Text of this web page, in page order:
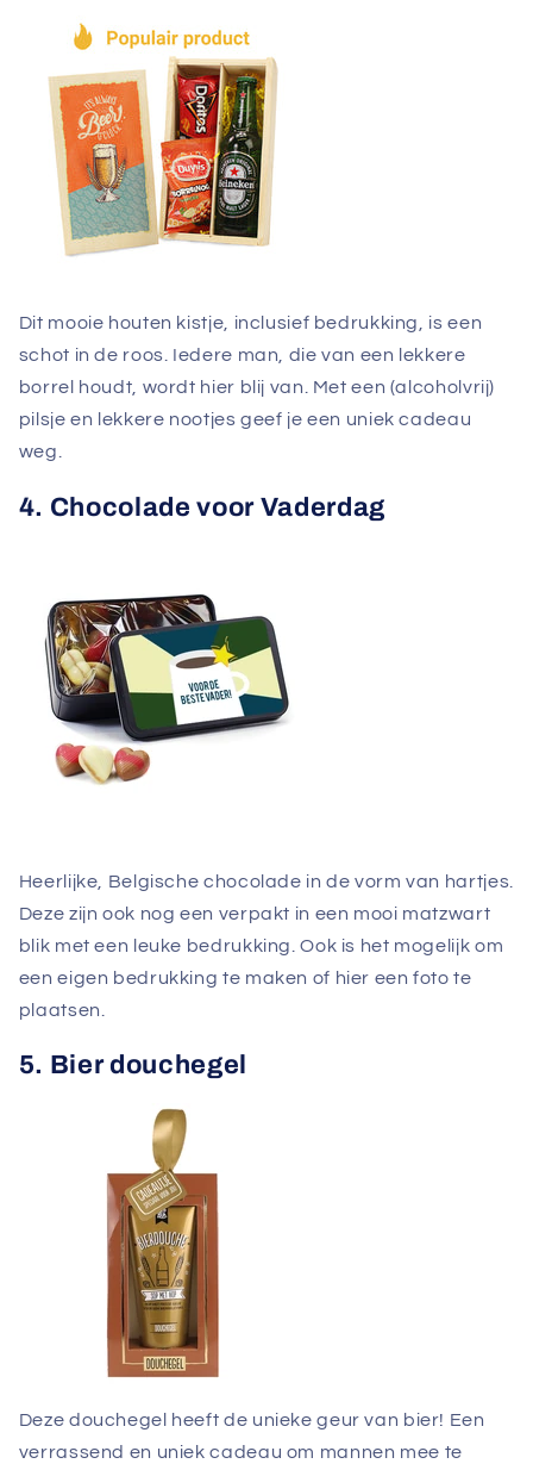
Dit mooie houten kistje, inclusief bedrukking, is een
schot in de roos. Iedere man, die van een lekkere
borrel houdt, wordt hier blij van. Met een (alcoholvrij)
pilsje en lekkere nootjes geef je een uniek cadeau
weg.
4. Chocolade voor Vaderdag
Heerlijke, Belgische chocolade in de vorm van hartjes.
Deze zijn ook nog een verpakt in een mooi matzwart
blik met een leuke bedrukking. Ook is het mogelijk om
een eigen bedrukking te maken of hier een foto te
plaatsen.
5. Bier douchegel
Deze douchegel heeft de unieke geur van bier! Een
verrassend en uniek cadeau om mannen mee te